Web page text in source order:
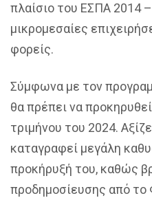
πλαίσιο του ΕΣΠΑ 2014
μικρομεσαίες
φορείς.
Σύμφωνα με τον
θα πρέπει να
τριμήνου του 2024.
καταγραφεί μεγάλη
προκήρυξή του, καθώς
προδημοσίευσης από το